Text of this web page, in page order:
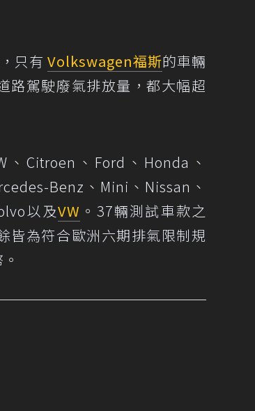
只有 Volkswagen福斯的車輛
路駕駛廢氣排放量，都大幅超
Citroen、Ford、Honda、
Benz、Mini、Nissan、
以及VW 。37輛測試車款之
皆為符合歐洲六期排氣限制規